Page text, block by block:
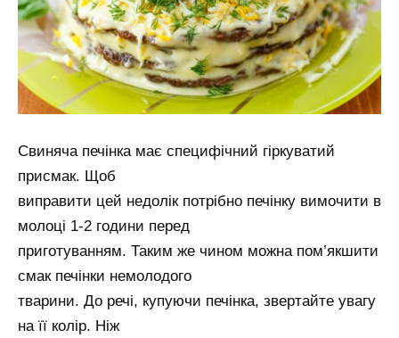
Свиняча печінка має специфічний гіркуватий
присмак. Щоб
виправити цей недолік потрібно печінку вимочити в
молоці 1-2 години перед
приготуванням. Таким же чином можна пом’якшити
смак печінки немолодого
тварини. До речі, купуючи печінка, звертайте увагу
на її колір. Ніж